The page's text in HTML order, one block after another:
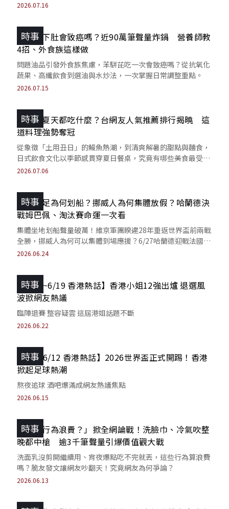
2026.07.16
時事
毒油吃下肚會致癌嗎？近90萬筆聲量炸鍋 營養師教
4招、外食族這樣做
問題油品引發外食族焦慮，苯駢芘吃一次會致癌嗎？從抗氧化
蔬果、高纖飲食到選油與水炒法，一次掌握日常調整重點。
2026.07.15
時事
日本人夏天都吃什麼？台網友人氣推薦排行揭曉 這
道料理強勢奪冠
從象徵「土用丑日」的鰻魚熱潮，到清爽解暑的甜點與麵食，
日式飲食文化以季節感貫穿夏日餐桌，究竟有哪些美食最受台
灣網友關注呢？
2026.07.06
時事
挪威世足為何划船？挪威人為何集體放假？哈蘭德決
戰姆巴佩、淘汰賽命運一次看
集體坐地划船聲量破萬！維京軍團睽違28年重返世界盃前兩戰
全勝，挪威人為何可以集體到場應援？6/27哈蘭德迎戰法國，
搶分組首名挑淘汰賽是誰？
2026.06.24
時事
【6/13~6/19 香港熱話】香港小姐12強出爐 退選風
波掀網友熱議
臨陣退賽 整容疑雲 這屆港姐話題不斷
2026.06.22
時事
【6/6~6/12 香港熱話】2026世界盃正式開踢！香港
掀起足球熱潮
熬夜追球 酒吧爆滿成網友熱議焦點
2026.06.15
時事
「女友行為浪費？」掀全網論戰！洗臉巾、冷氣吹整
晚都中槍 逾3千筆聲量引爆價值觀大戰
洗面乳沒剪開繼續用、宵夜爆點吃不完就丟，這些行為算浪費
嗎？脆友發文讓網友吵翻天！究竟網友為何爭論？
2026.06.13